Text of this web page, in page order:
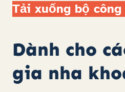
Tải xuống bộ công
Dành cho
gia nha